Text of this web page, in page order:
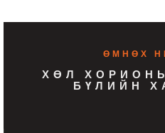
ӨМНӨХ
ХӨЛ
БҮЛИЙН